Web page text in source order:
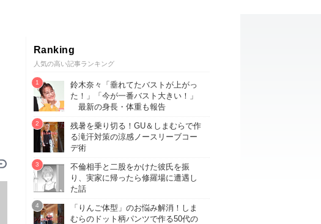
Ranking
人気の高い記事ランキング
鈴木奈々「垂れてたバストが上がっ
た！」「今が一番バスト大きい！」
最新の身長・体重も報告
残暑を乗り切る！GU＆しまむらで作
る滝汗対策の涼感ノースリーブコー
デ術
不倫相手と二股をかけた彼氏を振
り、実家に帰ったら修羅場に遭遇し
た話
「りんご体型」のお悩み解消！しま
むらのドット柄パンツで作る50代の